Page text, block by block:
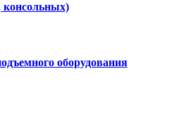
консольных)
оборудования